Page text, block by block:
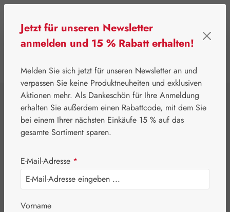
⌂ Gall Pharma Naturstoffe
5-HTP 100 mg
GPH Kapseln
Jetzt für unseren Newsletter
anmelden und 15 % Rabatt erhalten!
Melden Sie sich jetzt für unseren Newsletter an und
verpassen Sie keine Produktneuheiten und exklusiven
Aktionen mehr. Als Dankeschön für Ihre Anmeldung
erhalten Sie außerdem einen Rabattcode, mit dem Sie
bei einem Ihrer nächsten Einkäufe 15 % auf das
gesamte Sortiment sparen.
E-Mail-Adresse *
Vorname